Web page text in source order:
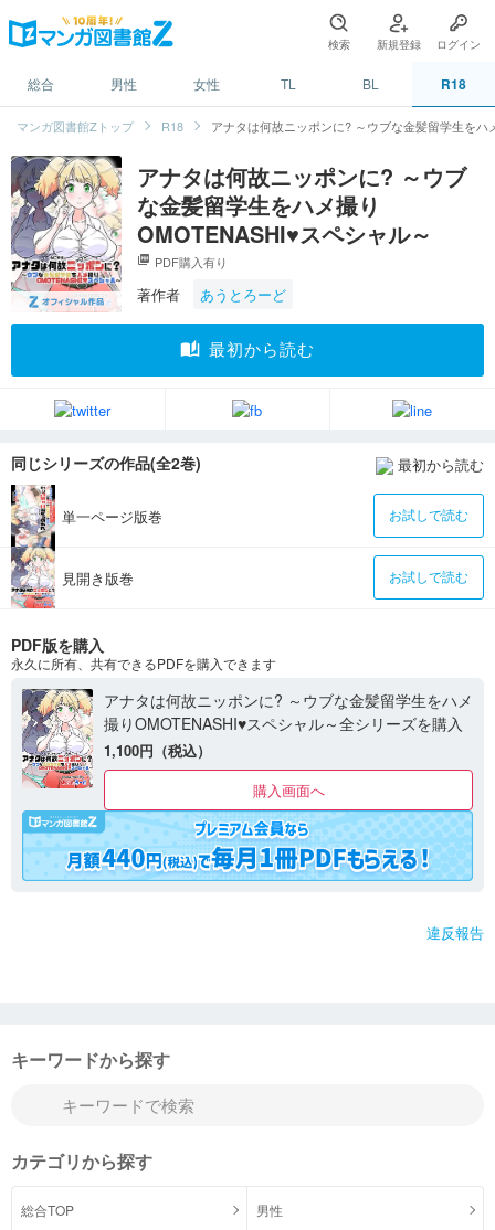
検索 新規登録 ログイン
総合 男性 女性 TL BL R18
マンガ図書館Zトップ R18 アナタは何故ニッポンに? ～ウブな金髪留学生を
アナタは何故ニッポンに? ～ウブ
な金髪留学生をハメ撮り
OMOTENASHI♥スペシャル～
picture_as_pdf PDF購入有り
著作者 あうとろーど
auto_stories 最初から読む
同じシリーズの作品(全2巻) 最初から読む
単一ページ版巻 お試しで読む
見開き版巻 お試しで読む
PDF版を購入
永久に所有、共有できるPDFを購入できます
アナタは何故ニッポンに? ～ウブな金髪留学生をハメ
撮りOMOTENASHI♥スペシャル～全シリーズを購入
1,100円（税込）
購入画面へ
違反報告
キーワードから探す
カテゴリから探す
総合TOP 男性